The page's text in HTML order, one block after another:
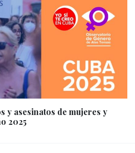
y asesinatos de mujeres y
2025